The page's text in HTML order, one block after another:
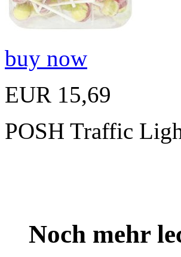
buy now
EUR 15,69
POSH Traffic
Noch mehr